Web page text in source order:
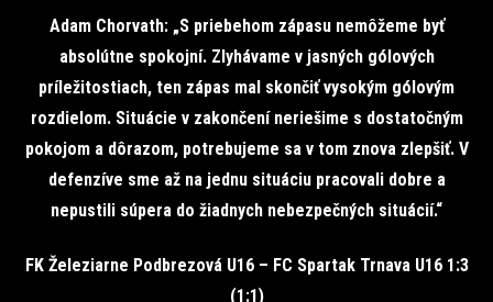
Adam Chorvath: „S priebehom zápasu nemôžeme byť
absolútne spokojní. Zlyhávame v jasných gólových
príležitostiach, ten zápas mal skončiť vysokým gólovým
rozdielom. Situácie v zakončení neriešime s dostatočným
pokojom a dôrazom, potrebujeme sa v tom znova zlepšiť. V
defenzíve sme až na jednu situáciu pracovali dobre a
nepustili súpera do žiadnych nebezpečných situácií.“
FK Železiarne Podbrezová U16 – FC Spartak Trnava U16 1:3
(1:1)